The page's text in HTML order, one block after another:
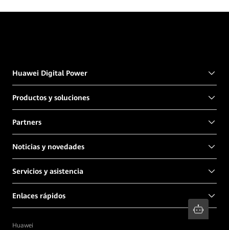
Huawei Digital Power
Productos y soluciones
Partners
Noticias y novedades
Servicios y asistencia
Enlaces rápidos
Huawei